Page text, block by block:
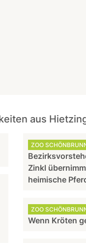
aus
ZOO
Zinkl
heimische
ZOO
Wenn Kröten